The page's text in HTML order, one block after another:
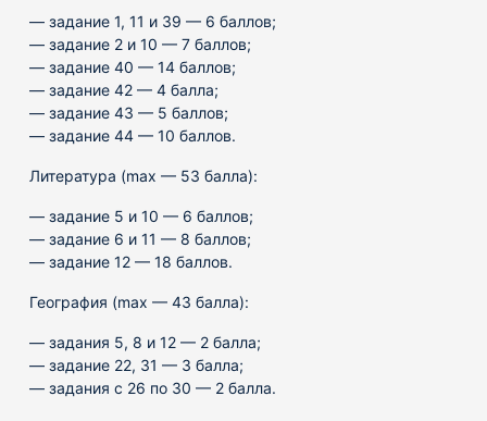
— задание 1, 11 и 39 — 6 баллов;
— задание 2 и 10 — 7 баллов;
— задание 40 — 14 баллов;
— задание 42 — 4 балла;
— задание 43 — 5 баллов;
— задание 44 — 10 баллов.
Литература (max — 53 балла):
— задание 5 и 10 — 6 баллов;
— задание 6 и 11 — 8 баллов;
— задание 12 — 18 баллов.
География (max — 43 балла):
— задания 5, 8 и 12 — 2 балла;
— задание 22, 31 — 3 балла;
— задания с 26 по 30 — 2 балла.